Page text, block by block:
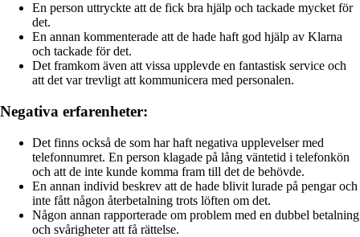
En person uttryckte att de fick bra hjälp och tackade mycket för
det.
En annan kommenterade att de hade haft god hjälp av Klarna
och tackade för det.
Det framkom även att vissa upplevde en fantastisk service och
att det var trevligt att kommunicera med personalen.
Negativa erfarenheter:
Det finns också de som har haft negativa upplevelser med
telefonnumret. En person klagade på lång väntetid i telefonkön
och att de inte kunde komma fram till det de behövde.
En annan individ beskrev att de hade blivit lurade på pengar och
inte fått någon återbetalning trots löften om det.
Någon annan rapporterade om problem med en dubbel betalning
och svårigheter att få rättelse.